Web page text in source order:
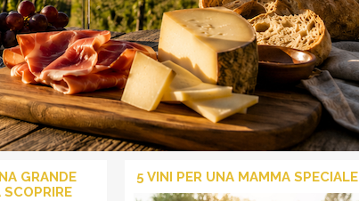
GRANDE
5 VINI PER UNA MAMMA SPECIALE